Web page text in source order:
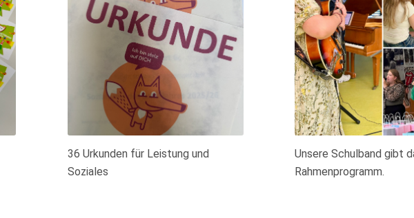
36 Urkunden für Leistung und
Soziales
Unsere Schulband gibt
Rahmenprogramm.